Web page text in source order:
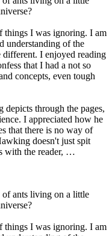
things I was ignoring. I am
understanding of the
I enjoyed reading
that I had a not so
concepts, even tough
through the pages,
I appreciated how he
that there is no way of
doesn't just spit
with the reader, …
of ants living on a little
things I was ignoring. I am